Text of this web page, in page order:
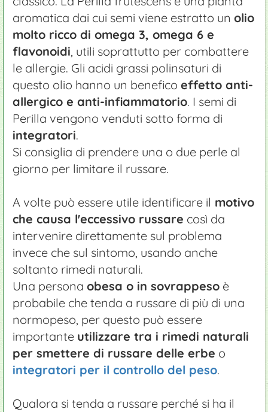
aromatica dai cui semi viene estratto un olio
molto ricco di omega 3, omega 6 e
flavonoidi, utili soprattutto per combattere
le allergie. Gli acidi grassi polinsaturi di
questo olio hanno un benefico effetto anti-
allergico e anti-infiammatorio. I semi di
Perilla vengono venduti sotto forma di
integratori.
Si consiglia di prendere una o due perle al
giorno per limitare il russare.
A volte può essere utile identificare il motivo
che causa l'eccessivo russare così da
intervenire direttamente sul problema
invece che sul sintomo, usando anche
soltanto rimedi naturali.
Una persona obesa o in sovrappeso è
probabile che tenda a russare di più di una
normopeso, per questo può essere
importante utilizzare tra i rimedi naturali
per smettere di russare delle erbe o
integratori per il controllo del peso.
Qualora si tenda a russare perché si ha il